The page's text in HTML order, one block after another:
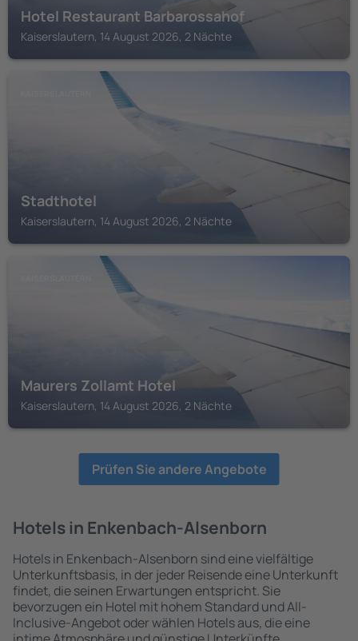
Hotel Restaurant Barbarossahof
Kaiserslautern, 14 August 2026, 2 Nächte
Stadthotel
Kaiserslautern, 14 August 2026, 2 Nächte
Maurers Zollamt Hotel
Kaiserslautern, 14 August 2026, 2 Nächte
Prüfen Sie andere Angebote
Hotels in Enkenbach-Alsenborn
Hotels in Enkenbach-Alsenborn sind eine vielfältige
Unterkunftsbasis, in der jeder Reisende eine Unterkunft
findet, die seinen Erwartungen entspricht. Sie
bevorzugen ein Hotel mit hohem Standard und All-
Inclusive-Angebot oder wählen Hotels aus, die eine